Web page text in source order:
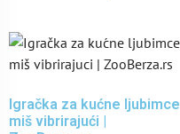
Igračka za kućne ljubimce
miš vibrirajući |